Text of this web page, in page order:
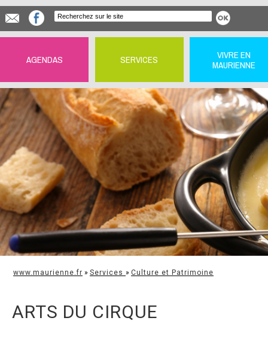
AGENDAS SERVICES
VIVRE EN
MAURIENNE
www.maurienne.fr » Services » Culture et Patrimoine
ARTS DU CIRQUE